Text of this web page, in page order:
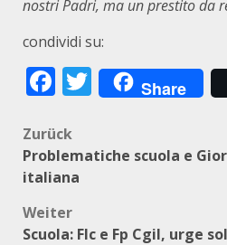
nostri Padri, ma un prestito da
condividi su:
Facebook
Twitter
Share
Zurück
Problematiche scuola e
italiana
Weiter
Scuola: Flc e Fp Cgil, urge